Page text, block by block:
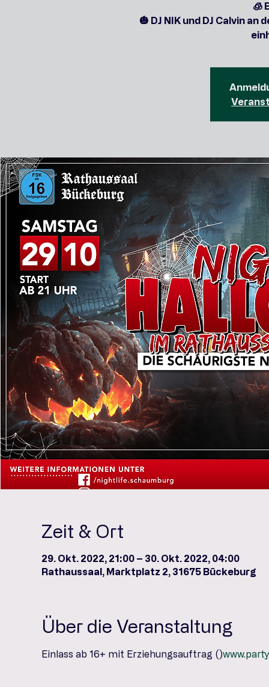
🧊
🎃 DJ NIK und DJ Calvin
Zeit & Ort
29. Okt. 2022, 21:00 – 30. Okt. 2022, 04:00
Rathaussaal, Marktplatz 2, 31675 Bückeburg
Über die Veranstaltung
Einlass ab 16+ mit Erziehungsauftrag ()